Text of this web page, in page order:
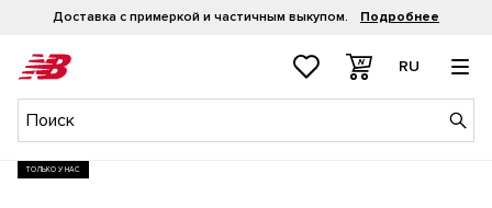
Доставка с примеркой и частичным выкупом. Подробнее
RU
ТОЛЬКО У НАС